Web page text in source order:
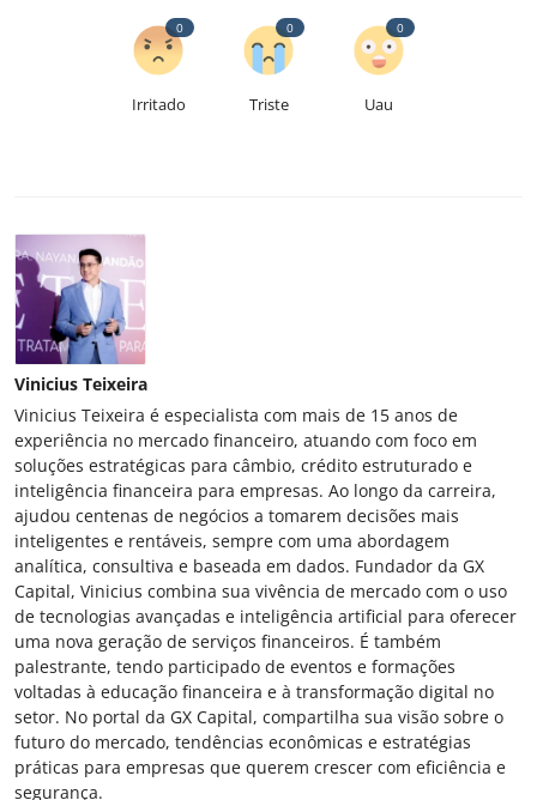
Irritado
0
Triste
0
Uau
0
Vinicius Teixeira
Vinicius Teixeira é especialista com mais de 15 anos de
experiência no mercado financeiro, atuando com foco em
soluções estratégicas para câmbio, crédito estruturado e
inteligência financeira para empresas. Ao longo da carreira,
ajudou centenas de negócios a tomarem decisões mais
inteligentes e rentáveis, sempre com uma abordagem
analítica, consultiva e baseada em dados. Fundador da GX
Capital, Vinicius combina sua vivência de mercado com o uso
de tecnologias avançadas e inteligência artificial para oferecer
uma nova geração de serviços financeiros. É também
palestrante, tendo participado de eventos e formações
voltadas à educação financeira e à transformação digital no
setor. No portal da GX Capital, compartilha sua visão sobre o
futuro do mercado, tendências econômicas e estratégias
práticas para empresas que querem crescer com eficiência e
segurança.